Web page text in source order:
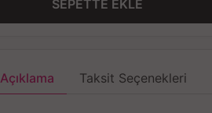
SEPETTE EKLE
Açıklama Taksit Seçenekleri